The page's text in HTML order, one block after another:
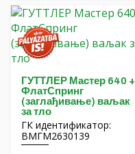
ГУТТЛЕР Мастер 640 +
ФлатСпринг
(заглађивање) ваљак
за тло
ГК идентификатор:
ВМГМ2630139